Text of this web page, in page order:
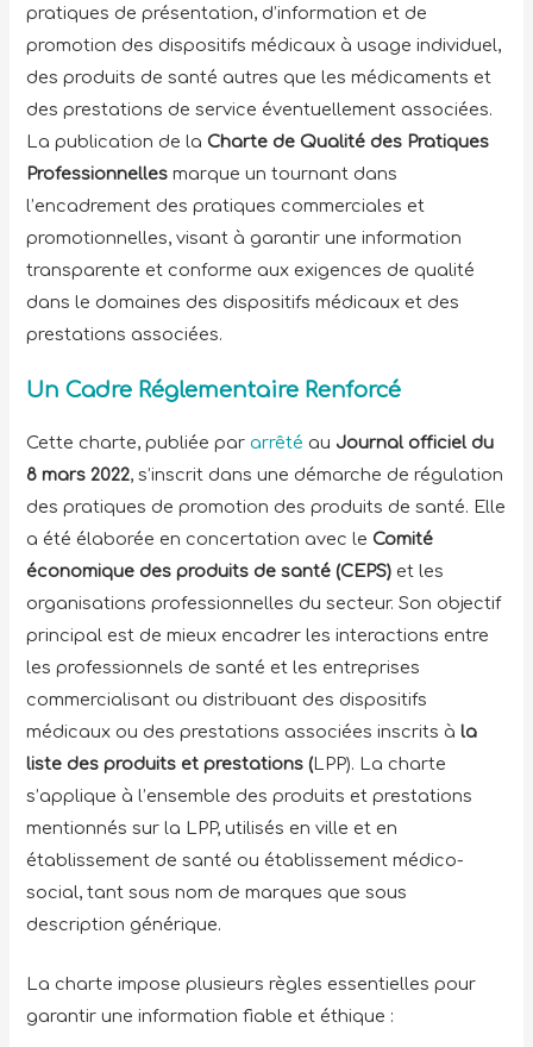
pratiques de présentation, d’information et de
promotion des dispositifs médicaux à usage individuel,
des produits de santé autres que les médicaments et
des prestations de service éventuellement associées.
La publication de la Charte de Qualité des Pratiques
Professionnelles marque un tournant dans
l’encadrement des pratiques commerciales et
promotionnelles, visant à garantir une information
transparente et conforme aux exigences de qualité
dans le domaines des dispositifs médicaux et des
prestations associées.
Un Cadre Réglementaire Renforcé
Cette charte, publiée par arrêté au Journal officiel du
8 mars 2022, s’inscrit dans une démarche de régulation
des pratiques de promotion des produits de santé. Elle
a été élaborée en concertation avec le Comité
économique des produits de santé (CEPS) et les
organisations professionnelles du secteur. Son objectif
principal est de mieux encadrer les interactions entre
les professionnels de santé et les entreprises
commercialisant ou distribuant des dispositifs
médicaux ou des prestations associées inscrits àla
liste des produits et prestations (LPP). La charte
s’applique à l’ensemble des produits et prestations
mentionnés sur la LPP, utilisés en ville et en
établissement de santé ou établissement médico-
social, tant sous nom de marques que sous
description générique.
La charte impose plusieurs règles essentielles pour
garantir une information fiable et éthique :